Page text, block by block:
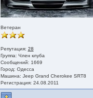
Ветеран
Репутация: 28
Группа: Член клуба
Сообщений: 1669
Город: Одесса
Машина: Jeep Grand Cherokee SRT8
Регистрация: 24.08.2011